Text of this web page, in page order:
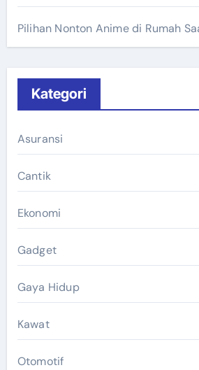
Pilihan Nonton Anime di Rumah
Kategori
Asuransi
Cantik
Ekonomi
Gadget
Gaya Hidup
Kawat
Otomotif